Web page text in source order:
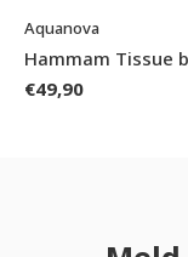
Aquanova
Hammam Tissue
€49,90